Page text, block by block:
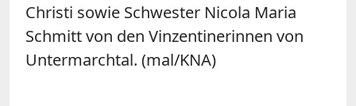
Christi sowie Schwester Nicola Maria
Schmitt von den Vinzentinerinnen von
Untermarchtal. (mal/KNA)